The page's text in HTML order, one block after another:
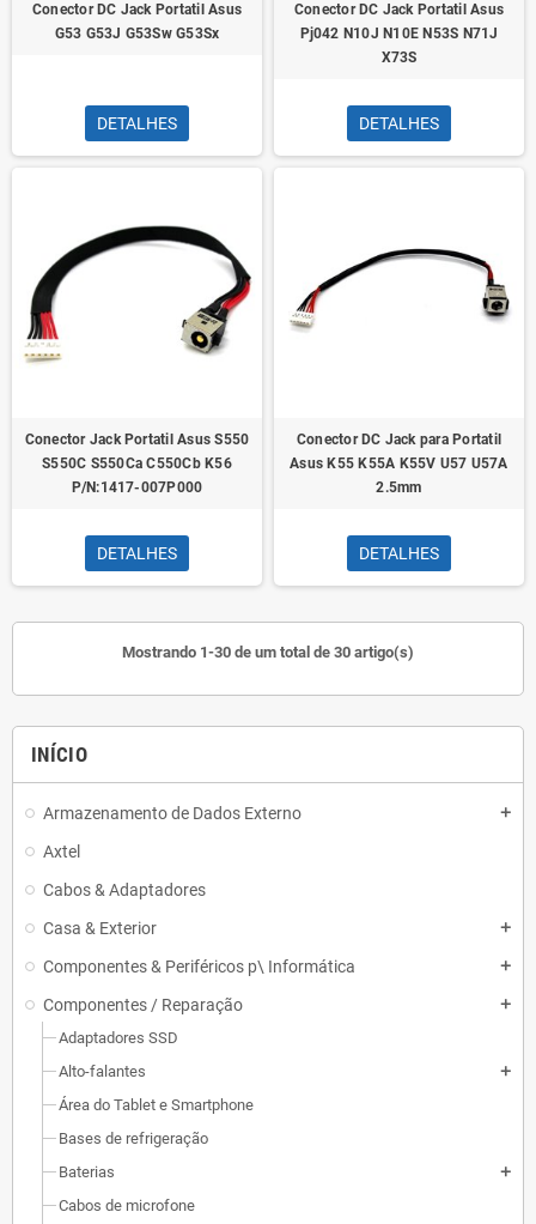
INÍCIO
Armazenamento de Dados Externo add
Axtel
Cabos & Adaptadores
Casa & Exterior
add
Componentes & Periféricos p\ Informática add
Componentes / Reparação add
Adaptadores SSD
Alto-falantes
add
Área do Tablet e Smartphone
Bases de refrigeração
Baterias
add
Cabos de microfone
Conector DC Jack Portatil Asus
G53 G53J G53Sw G53Sx
DETALHES
Conector DC Jack Portatil Asus
Pj042 N10J N10E N53S N71J
X73S
DETALHES
Conector Jack Portatil Asus S550
S550C S550Ca C550Cb K56
P/N:1417-007P000
DETALHES
Conector DC Jack para Portatil
Asus K55 K55A K55V U57 U57A
2.5mm
DETALHES
Mostrando 1-30 de um total de 30 artigo(s)